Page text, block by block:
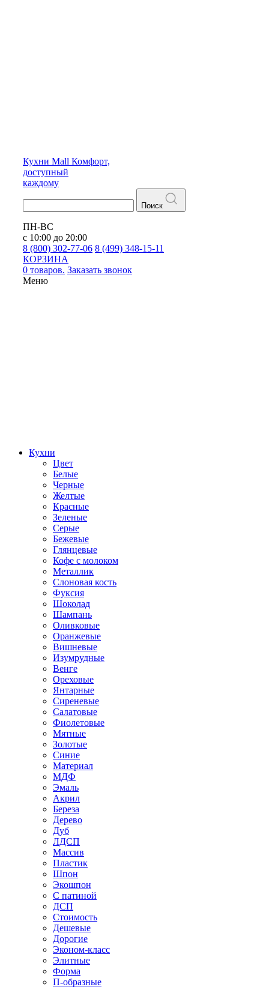
Кухни Mall Комфорт,
доступный
каждому
Поиск
ПН-ВС
с 10:00 до 20:00
8 (800) 302-77-06 8 (499) 348-15-11
КОРЗИНА
0 товаров. Заказать звонок
Меню
Кухни
Цвет
Белые
Черные
Желтые
Красные
Зеленые
Серые
Бежевые
Глянцевые
Кофе с молоком
Металлик
Слоновая кость
Фуксия
Шоколад
Шампань
Оливковые
Оранжевые
Вишневые
Изумрудные
Венге
Ореховые
Янтарные
Сиреневые
Салатовые
Фиолетовые
Мятные
Золотые
Синие
Материал
МДФ
Эмаль
Акрил
Береза
Дерево
Дуб
ЛДСП
Массив
Пластик
Шпон
Экошпон
С патиной
ДСП
Стоимость
Дешевые
Дорогие
Эконом-класс
Элитные
Форма
П-образные